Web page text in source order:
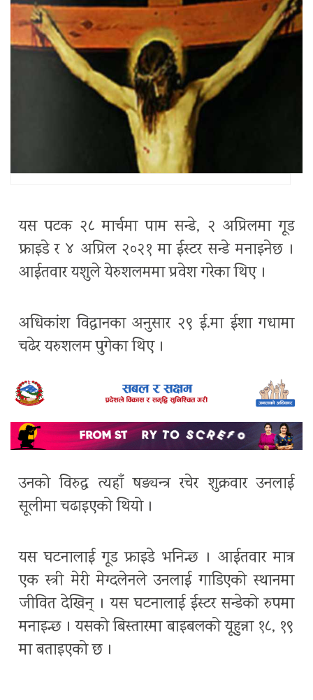
यस पटक २८ मार्चमा पाम सन्डे, २ अप्रिलमा गूड
फ्राइडे र ४ अप्रिल २०२१ मा ईस्टर सन्डे मनाइनेछ ।
आईतवार यशुले येरुशलममा प्रवेश गरेका थिए ।
अधिकांश विद्वानका अनुसार २९ ई.मा ईशा गधामा
चढेर यरुशलम पुगेका थिए ।
उनको विरुद्ध त्यहाँ षड्यन्त्र रचेर शुक्रवार उनलाई
सूलीमा चढाइएको थियो ।
यस घटनालाई गूड फ्राइडे भनिन्छ । आईतवार मात्र
एक स्त्री मेरी मेग्दलेनले उनलाई गाडिएको स्थानमा
जीवित देखिन् । यस घटनालाई ईस्टर सन्डेको रुपमा
मनाइन्छ । यसको बिस्तारमा बाइबलको यूहुन्ना १८, १९
मा बताइएको छ ।